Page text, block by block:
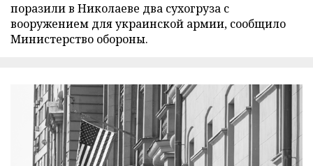
поразили в Николаеве два сухогруза с
вооружением для украинской армии, сообщило
Министерство обороны.